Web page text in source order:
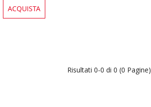
ACQUISTA
Risultati 0-0 di 0 (0 Pagine)